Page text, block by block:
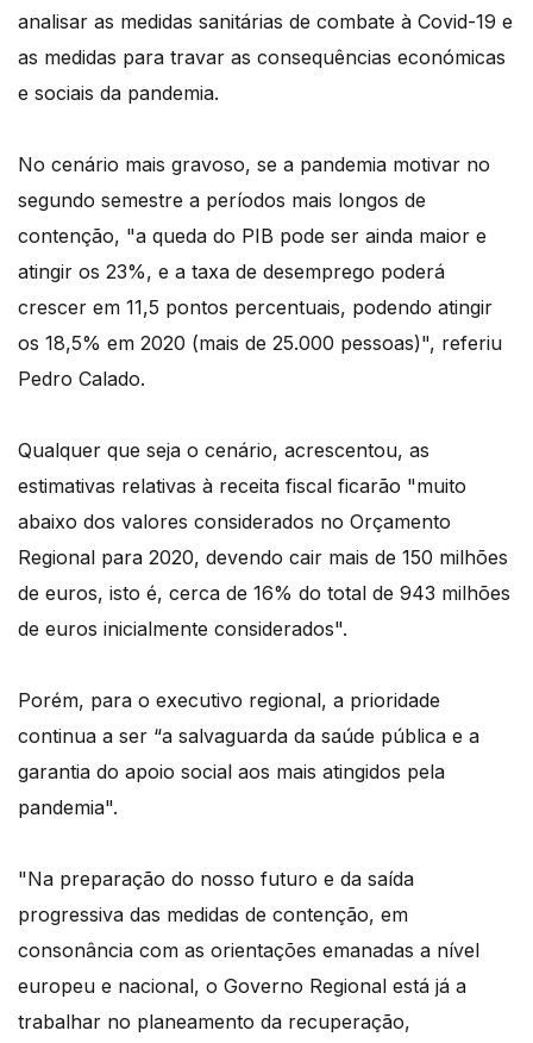
analisar as medidas sanitárias de combate à Covid-19 e
as medidas para travar as consequências económicas
e sociais da pandemia.
No cenário mais gravoso, se a pandemia motivar no
segundo semestre a períodos mais longos de
contenção, "a queda do PIB pode ser ainda maior e
atingir os 23%, e a taxa de desemprego poderá
crescer em 11,5 pontos percentuais, podendo atingir
os 18,5% em 2020 (mais de 25.000 pessoas)", referiu
Pedro Calado.
Qualquer que seja o cenário, acrescentou, as
estimativas relativas à receita fiscal ficarão "muito
abaixo dos valores considerados no Orçamento
Regional para 2020, devendo cair mais de 150 milhões
de euros, isto é, cerca de 16% do total de 943 milhões
de euros inicialmente considerados".
Porém, para o executivo regional, a prioridade
continua a ser “a salvaguarda da saúde pública e a
garantia do apoio social aos mais atingidos pela
pandemia".
"Na preparação do nosso futuro e da saída
progressiva das medidas de contenção, em
consonância com as orientações emanadas a nível
europeu e nacional, o Governo Regional está já a
trabalhar no planeamento da recuperação,